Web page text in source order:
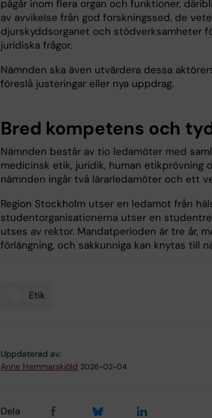
pågår inom flera organ och funktioner,
av avvikelse från god forskningssed, de
djurskyddsorganet och stödverksamheter
juridiska frågor.
Nämnden ska även utvärdera dessa
föreslå justeringar eller nya uppdrag.
Bred kompetens och
Nämnden består av tio ledamöter med
medicinsk etik, juridik, human etikprövning
nämnden ingår två lärarledamöter och ett
Region Stockholm utser en ledamot från
studentorganisationerna utser en
utses av rektor. Mandatperioden är tre år,
förlängning, och sakkunniga kan knytas till
Etik
Uppdaterad av:
Anne Hammarskjöld 2026-02-04
Dela